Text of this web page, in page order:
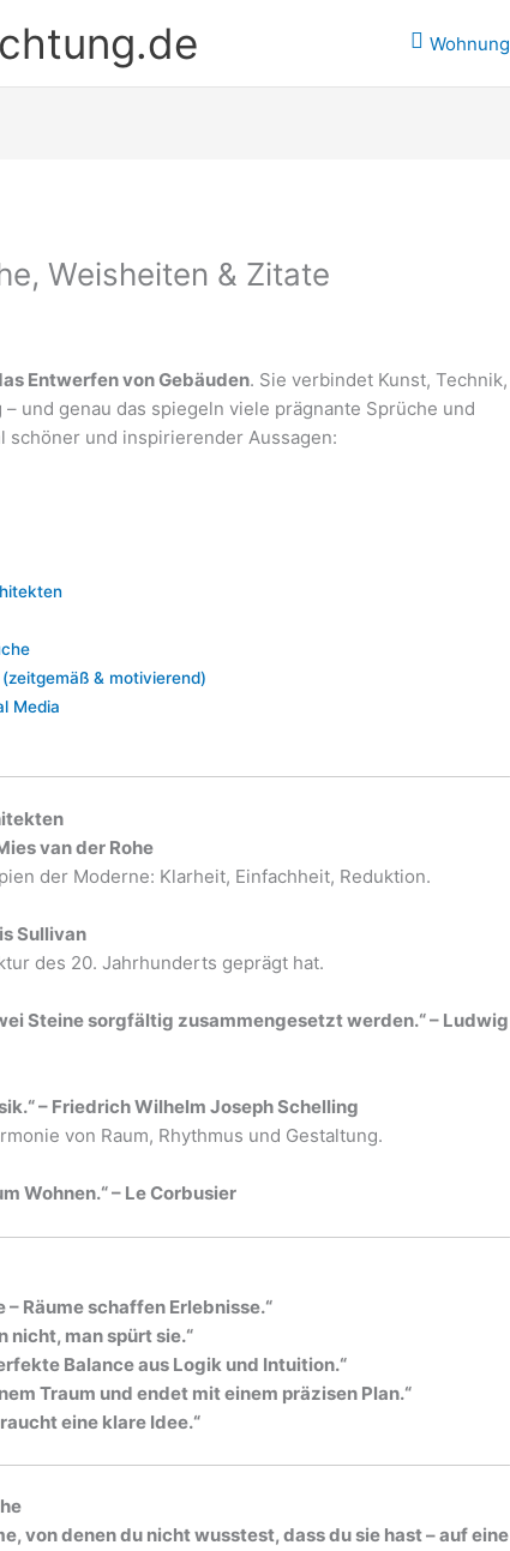
Wohnung
Weisheiten & Zitate
Entwerfen von Gebäuden. Sie verbindet Kunst, Technik,
und genau das spiegeln viele prägnante Sprüche und
schöner und inspirierender Aussagen:
& motivierend)
Media
van der Rohe
der Moderne: Klarheit, Einfachheit, Reduktion.
Sullivan
des 20. Jahrhunderts geprägt hat.
Steine sorgfältig zusammengesetzt werden.“ – Ludwig
– Friedrich Wilhelm Joseph Schelling
von Raum, Rhythmus und Gestaltung.
Wohnen.“ – Le Corbusier
Räume schaffen Erlebnisse.“
nicht, man spürt sie.“
Balance aus Logik und Intuition.“
Traum und endet mit einem präzisen Plan.“
eine klare Idee.“
von denen du nicht wusstest, dass du sie hast – auf eine